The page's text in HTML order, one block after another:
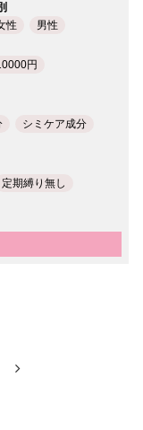
性
男性
円
シミケア成分
定期縛り無し
次